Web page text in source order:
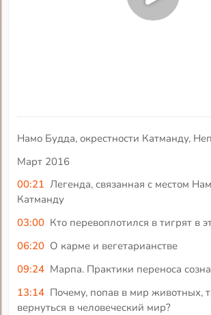
Намо Будда, окрестности Катманду,
Март 2016
00:21 Легенда, связанная с местом
Катманду
03:00 Кто перевоплотился в тигрят в
06:20 О карме и вегетарианстве
09:24 Марпа. Практики переноса
13:14 Почему, попав в мир животных,
вернуться в человеческий мир?